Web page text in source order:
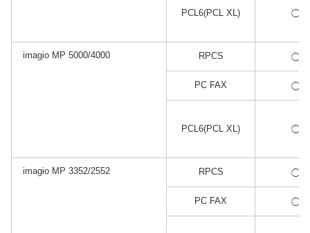
PCL6(PCL XL) ◯
imagio MP 5000/4000 RPCS ◯
PC FAX ◯
PCL6(PCL XL) ◯
imagio MP 3352/2552 RPCS ◯
PC FAX ◯